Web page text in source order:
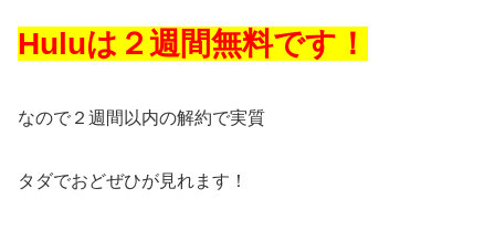
Huluは２週間無料です！
なので２週間以内の解約で実質
タダでおどぜひが見れます！